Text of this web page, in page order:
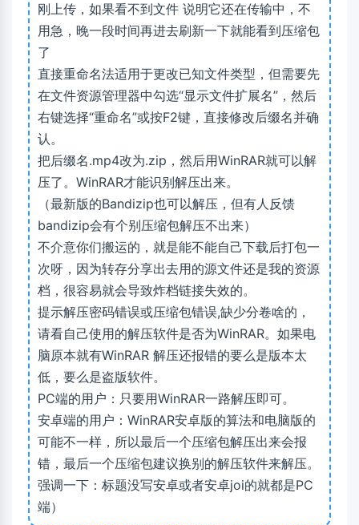
刚上传，如果看不到文件 说明它还在传输中，不
用急，晚一段时间再进去刷新一下就能看到压缩包
了
直接重命名法适用于更改已知文件类型，但需要先
在文件资源管理器中勾选“显示文件扩展名”，然后
右键选择“重命名”或按F2键，直接修改后缀名并确
认。
把后缀名.mp4改为.zip，然后用WinRAR就可以解
压了。WinRAR才能识别解压出来。
（最新版的Bandizip也可以解压，但有人反馈
bandizip会有个别压缩包解压不出来）
不介意你们搬运的，就是能不能自己下载后打包一
次呀，因为转存分享出去用的源文件还是我的资源
档，很容易就会导致炸档链接失效的。
提示解压密码错误或压缩包错误,缺少分卷啥的，
请看自己使用的解压软件是否为WinRAR。如果电
脑原本就有WinRAR 解压还报错的要么是版本太
低，要么是盗版软件。
PC端的用户：只要用WinRAR一路解压即可。
安卓端的用户：WinRAR安卓版的算法和电脑版的
可能不一样，所以最后一个压缩包解压出来会报
错，最后一个压缩包建议换别的解压软件来解压。
强调一下：标题没写安卓或者安卓joi的就都是PC
端）